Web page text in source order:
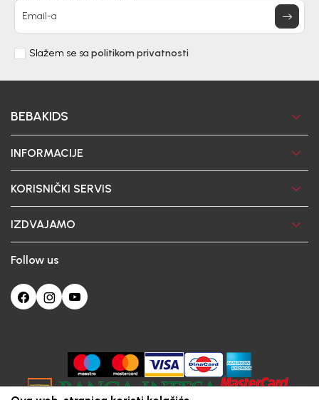
Email-a
Slažem se sa politikom privatnosti
BEBAKIDS
INFORMACIJE
KORISNIČKI SERVIS
IZDVAJAMO
Follow us